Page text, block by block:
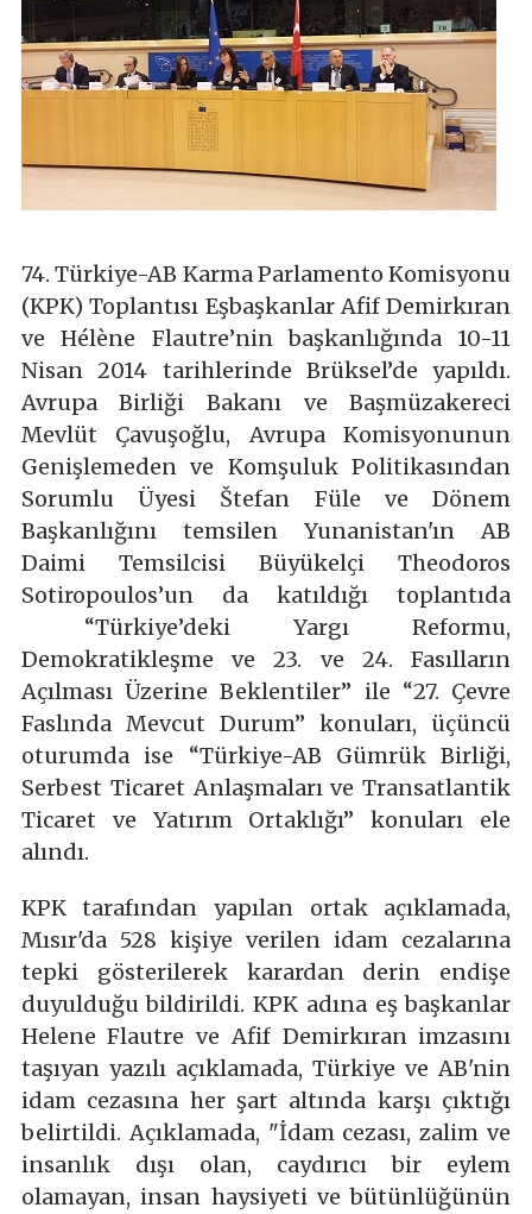
74. Türkiye-AB Karma Parlamento Komisyonu
(KPK) Toplantısı Eşbaşkanlar Afif Demirkıran
ve Hélène Flautre’nin başkanlığında 10-11
Nisan 2014 tarihlerinde Brüksel’de yapıldı.
Avrupa Birliği Bakanı ve Başmüzakereci
Mevlüt Çavuşoğlu, Avrupa Komisyonunun
Genişlemeden ve Komşuluk Politikasından
Sorumlu Üyesi Štefan Füle ve Dönem
Başkanlığını temsilen Yunanistan'ın AB
Daimi Temsilcisi Büyükelçi Theodoros
Sotiropoulos’un da katıldığı toplantıda
“Türkiye’deki Yargı Reformu,
Demokratikleşme ve 23. ve 24. Fasılların
Açılması Üzerine Beklentiler” ile “27. Çevre
Faslında Mevcut Durum” konuları, üçüncü
oturumda ise “Türkiye-AB Gümrük Birliği,
Serbest Ticaret Anlaşmaları ve Transatlantik
Ticaret ve Yatırım Ortaklığı” konuları ele
alındı.
KPK tarafından yapılan ortak açıklamada,
Mısır'da 528 kişiye verilen idam cezalarına
tepki gösterilerek karardan derin endişe
duyulduğu bildirildi. KPK adına eş başkanlar
Helene Flautre ve Afif Demirkıran imzasını
taşıyan yazılı açıklamada, Türkiye ve AB'nin
idam cezasına her şart altında karşı çıktığı
belirtildi. Açıklamada, "İdam cezası, zalim ve
insanlık dışı olan, caydırıcı bir eylem
olamayan, insan haysiyeti ve bütünlüğünün